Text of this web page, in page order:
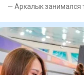
— Аркалык занимался